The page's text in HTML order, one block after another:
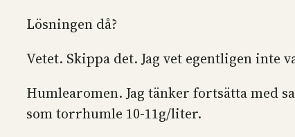
Lösningen då?
Vetet. Skippa det. Jag vet egentligen
Humlearomen. Jag tänker fortsätta med
som torrhumle 10-11g/liter.